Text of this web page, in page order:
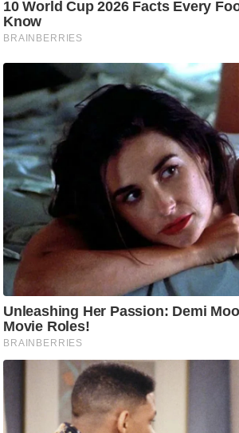
k
i
n
N
e
w
s
ला
इ
फ
स्टा
इ
ल
टे
क्नॉ
लॉ